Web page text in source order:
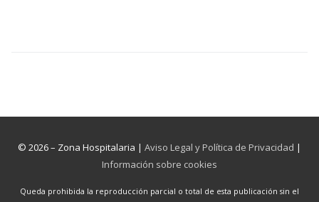
© 2026 – Zona Hospitalaria | Aviso Legal y Política de Privacidad |
Información sobre cookies
Queda prohibida la reproducción parcial o total de esta publicación sin el